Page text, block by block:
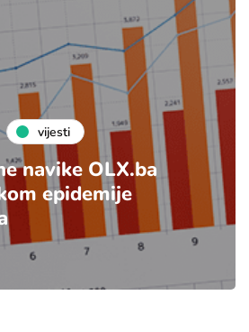
vijesti
navike OLX.ba
epidemije